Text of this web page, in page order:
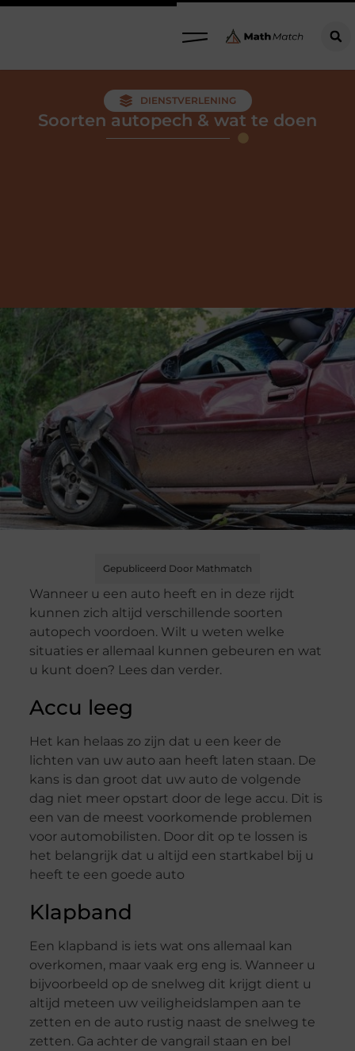
DIENSTVERLENING
Soorten autopech & wat te doen
Gepubliceerd Door Mathmatch
Wanneer u een auto heeft en in deze rijdt
kunnen zich altijd verschillende soorten
autopech voordoen. Wilt u weten welke
situaties er allemaal kunnen gebeuren en wat
u kunt doen? Lees dan verder.
Accu leeg
Het kan helaas zo zijn dat u een keer de
lichten van uw auto aan heeft laten staan. De
kans is dan groot dat uw auto de volgende
dag niet meer opstart door de lege accu. Dit is
een van de meest voorkomende problemen
voor automobilisten. Door dit op te lossen is
het belangrijk dat u altijd een startkabel bij u
heeft te een goede auto
Klapband
Een klapband is iets wat ons allemaal kan
overkomen, maar vaak erg eng is. Wanneer u
bijvoorbeeld op de snelweg dit krijgt dient u
altijd meteen uw veiligheidslampen aan te
zetten en de auto rustig naast de snelweg te
zetten. Ga achter de vangrail staan en bel